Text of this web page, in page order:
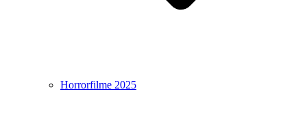
Horrorfilme 2025